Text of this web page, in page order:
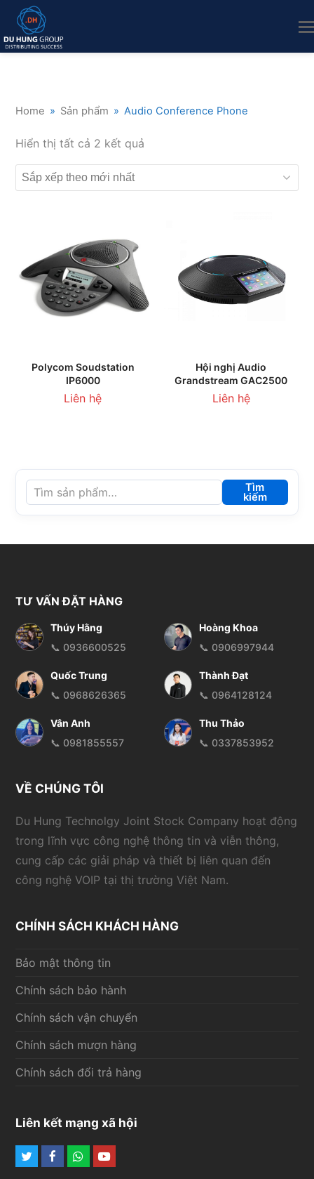
Home » Sản phẩm » Audio Conference Phone
Hiển thị tất cả 2 kết quả
sắp
xếp
Polycom Soudstation
IP6000
Liên hệ
Hội nghị Audio
Grandstream GAC2500
Liên hệ
Tìm
kiếm
TƯ VẤN ĐẶT HÀNG
Thúy Hằng
📞 0936600525
Hoàng Khoa
📞 0906997944
Quốc Trung
📞 0968626365
Thành Đạt
📞 0964128124
Vân Anh
📞 0981855557
Thu Thảo
📞 0337853952
VỀ CHÚNG TÔI
Du Hung Technolgy Joint Stock Company hoạt động
trong lĩnh vực công nghệ thông tin và viễn thông,
cung cấp các giải pháp và thiết bị liên quan đến
công nghệ VOIP tại thị trường Việt Nam.
CHÍNH SÁCH KHÁCH HÀNG
Bảo mật thông tin
Chính sách bảo hành
Chính sách vận chuyển
Chính sách mượn hàng
Chính sách đổi trả hàng
Liên kết mạng xã hội
TwitterFacebook
Whatsapp
Youtube